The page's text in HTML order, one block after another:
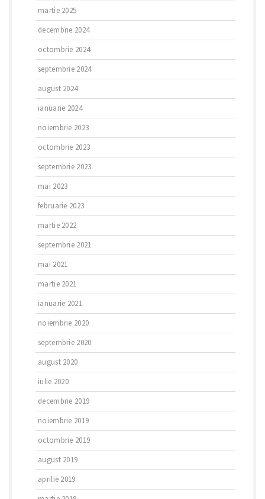
martie 2025
decembrie 2024
octombrie 2024
septembrie 2024
august 2024
ianuarie 2024
noiembrie 2023
octombrie 2023
septembrie 2023
mai 2023
februarie 2023
martie 2022
septembrie 2021
mai 2021
martie 2021
ianuarie 2021
noiembrie 2020
septembrie 2020
august 2020
iulie 2020
decembrie 2019
noiembrie 2019
octombrie 2019
august 2019
aprilie 2019